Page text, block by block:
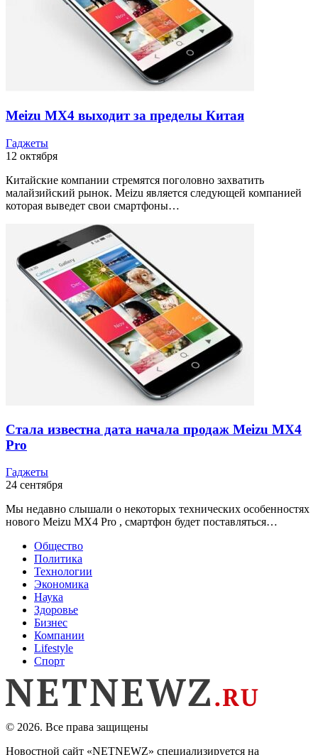
Meizu MX4 выходит за пределы Китая
Гаджеты
12 октября
Китайские компании стремятся поголовно захватить
малайзийский рынок. Meizu является следующей компанией
которая выведет свои смартфоны…
Стала известна дата начала продаж Meizu MX4
Pro
Гаджеты
24 сентября
Мы недавно слышали о некоторых технических особенностях
нового Meizu MX4 Pro , смартфон будет поставляться…
Общество
Политика
Технологии
Экономика
Наука
Здоровье
Бизнес
Компании
Lifestyle
Спорт
© 2026. Все права защищены
Новостной сайт «NETNEWZ» специализируется на